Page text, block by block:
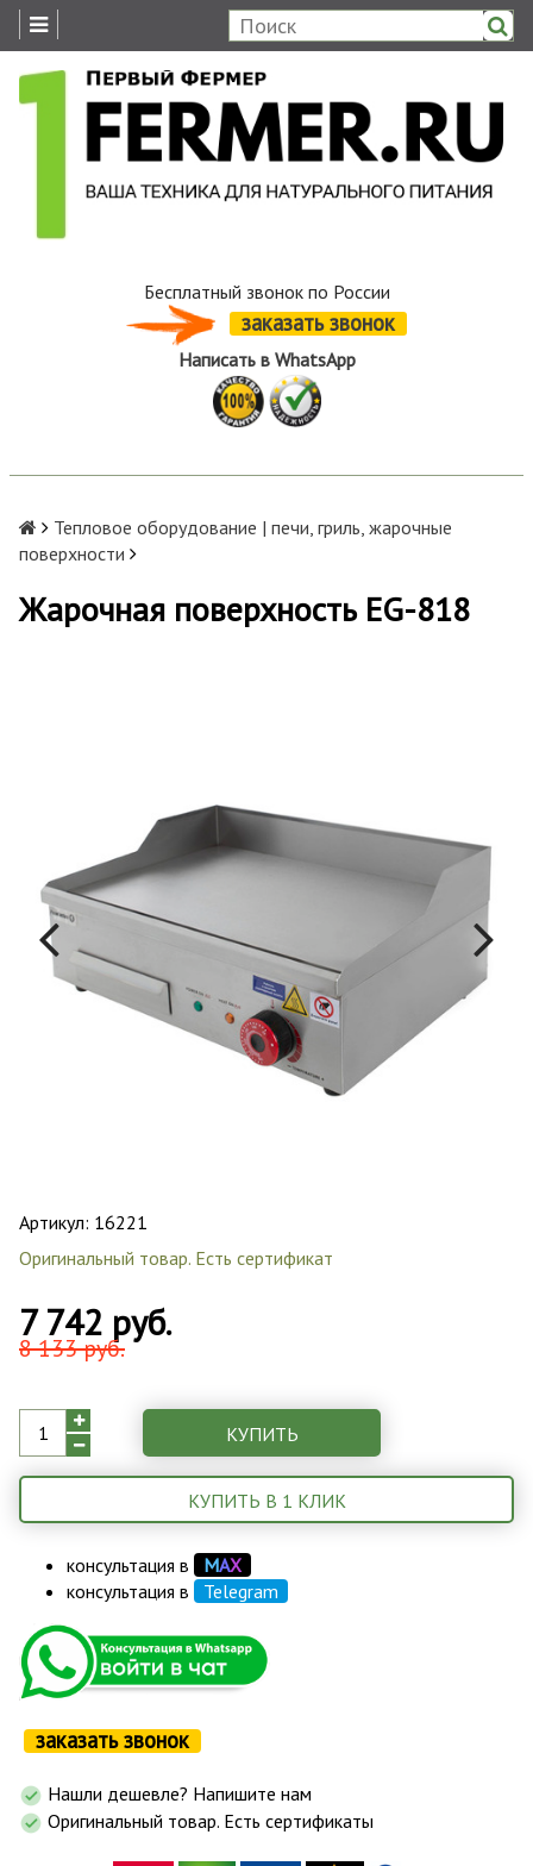
Бесплатный звонок по России
заказать звонок
Написать в WhatsApp
Тепловое оборудование | печи, гриль, жарочные
поверхности
Жарочная поверхность EG-818
Артикул: 16221
Оригинальный товар. Есть сертификат
7 742 руб.
8 133 руб.
КУПИТЬ
КУПИТЬ В 1 КЛИК
консультация в МАХ
консультация в Telegram
заказать звонок
Нашли дешевле? Напишите нам
Оригинальный товар. Есть сертификаты